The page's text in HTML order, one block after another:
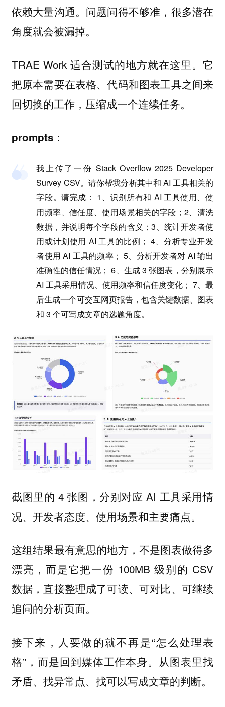
依赖大量沟通。问题问得不够准，很多潜在
角度就会被漏掉。
TRAE Work 适合测试的地方就在这里。它
把原本需要在表格、代码和图表工具之间来
回切换的工作，压缩成一个连续任务。
prompts：
我上传了一份 Stack Overflow 2025 Developer
Survey CSV。请你帮我分析其中和 AI 工具相关的
字段。请完成： 1、识别所有和 AI 工具使用、使
用频率、信任度、使用场景相关的字段；2、清洗
数据，并说明每个字段的含义；3、统计开发者使
用或计划使用 AI 工具的比例； 4、分析专业开发
者使用 AI 工具的频率； 5、分析开发者对 AI 输出
准确性的信任情况； 6、生成 3 张图表，分别展示
AI 工具采用情况、使用频率和信任度变化； 7、最
后生成一个可交互网页报告，包含关键数据、图表
和 3 个可写成文章的选题角度。
截图里的 4 张图，分别对应 AI 工具采用情
况、开发者态度、使用场景和主要痛点。
这组结果最有意思的地方，不是图表做得多
漂亮，而是它把一份 100MB 级别的 CSV
数据，直接整理成了可读、可对比、可继续
追问的分析页面。
接下来，人要做的就不再是“怎么处理表
格”，而是回到媒体工作本身。从图表里找
矛盾、找异常点、找可以写成文章的判断。